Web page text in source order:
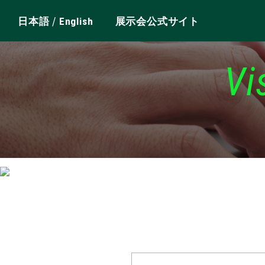
日本語/ English 展示会公式サイト